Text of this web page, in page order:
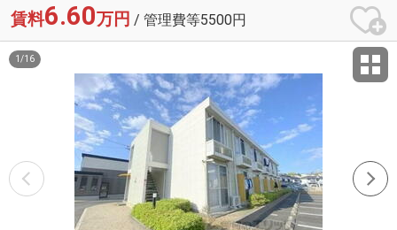
賃料6.60万円 / 管理費等5500円
1 /16